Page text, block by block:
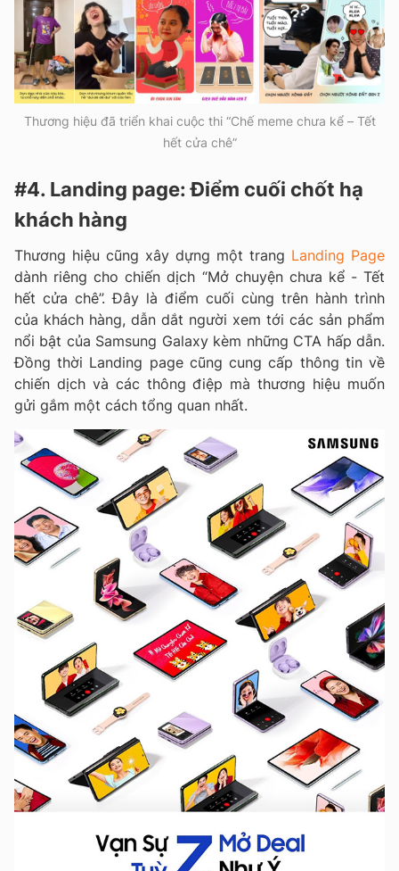
Thương hiệu đã triển khai cuộc thi “Chế meme chưa kể – Tết
hết cửa chê”
#4. Landing page: Điểm cuối chốt hạ
khách hàng
Thương hiệu cũng xây dựng một trang Landing Page
dành riêng cho chiến dịch “Mở chuyện chưa kể - Tết
hết cửa chê”. Đây là điểm cuối cùng trên hành trình
của khách hàng, dẫn dắt người xem tới các sản phẩm
nổi bật của Samsung Galaxy kèm những CTA hấp dẫn.
Đồng thời Landing page cũng cung cấp thông tin về
chiến dịch và các thông điệp mà thương hiệu muốn
gửi gắm một cách tổng quan nhất.